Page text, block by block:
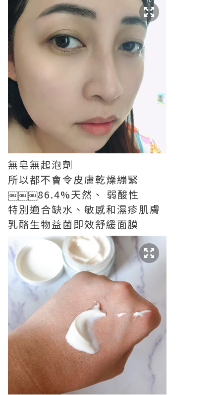
無皂無起泡劑
所以都不會令皮膚乾燥繃緊
￼￼￼86.4%天然、 弱酸性
特別適合缺水、敏感和濕疹肌膚
乳酪生物益菌即效舒緩面膜